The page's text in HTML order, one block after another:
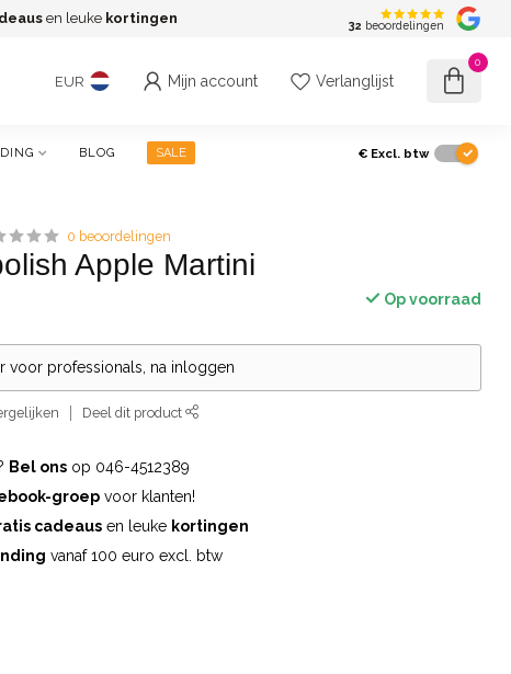
en leuke kortingen 32 beoordelingen
EUR Mijn account Verlanglijst
0
BLOG SALE € Excl. btw
0 beoordelingen
Apple Martini
Op voorraad
voor professionals, na inloggen
Deel dit product
Bel ons op 046-4512389
groep voor klanten!
cadeaus en leuke kortingen
vanaf 100 euro excl. btw